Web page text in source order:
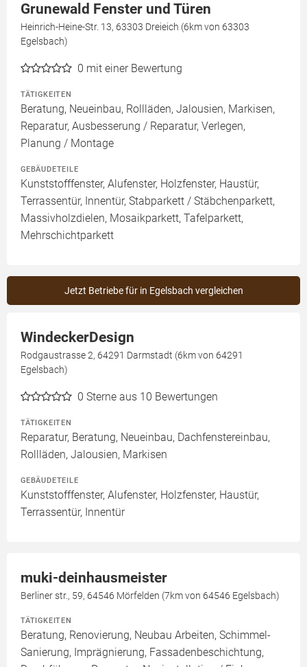
Grunewald Fenster und Türen
Heinrich-Heine-Str. 13, 63303 Dreieich (6km von 63303
Egelsbach)
0 mit einer Bewertung
TÄTIGKEITEN
Beratung, Neueinbau, Rollläden, Jalousien, Markisen,
Reparatur, Ausbesserung / Reparatur, Verlegen,
Planung / Montage
GEBÄUDETEILE
Kunststofffenster, Alufenster, Holzfenster, Haustür,
Terrassentür, Innentür, Stabparkett / Stäbchenparkett,
Massivholzdielen, Mosaikparkett, Tafelparkett,
Mehrschichtparkett
Jetzt Betriebe für in Egelsbach vergleichen
WindeckerDesign
Rodgaustrasse 2, 64291 Darmstadt (6km von 64291
Egelsbach)
0 Sterne aus 10 Bewertungen
TÄTIGKEITEN
Reparatur, Beratung, Neueinbau, Dachfenstereinbau,
Rollläden, Jalousien, Markisen
GEBÄUDETEILE
Kunststofffenster, Alufenster, Holzfenster, Haustür,
Terrassentür, Innentür
muki-deinhausmeister
Berliner str., 59, 64546 Mörfelden (7km von 64546 Egelsbach)
TÄTIGKEITEN
Beratung, Renovierung, Neubau Arbeiten, Schimmel-
Sanierung, Imprägnierung, Fassadenbeschichtung,